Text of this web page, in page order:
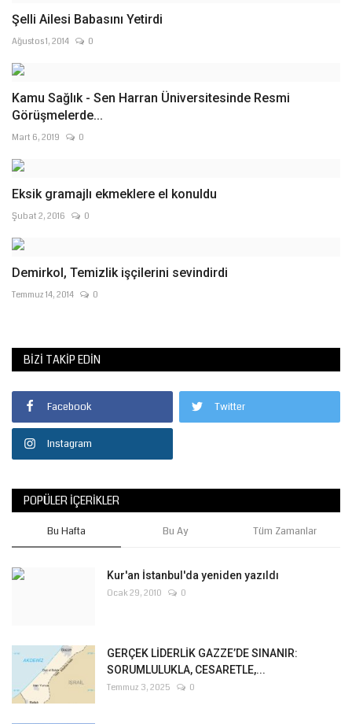
Şelli Ailesi Babasını Yetirdi
Ağustos 1, 2014 0
Kamu Sağlık - Sen Harran Üniversitesinde Resmi
Görüşmelerde...
Mart 6, 2019 0
Eksik gramajlı ekmeklere el konuldu
Şubat 2, 2016 0
Demirkol, Temizlik işçilerini sevindirdi
Temmuz 14, 2014 0
BIZI TAKIP EDIN
Facebook Twitter
Instagram
POPÜLER İÇERIKLER
Bu Hafta Bu Ay Tüm Zamanlar
Kur'an İstanbul'da yeniden yazıldı
Ocak 29, 2010 0
GERÇEK LİDERLİK GAZZE’DE SINANIR:
SORUMLULUKLA, CESARETLE,...
Temmuz 3, 2025 0